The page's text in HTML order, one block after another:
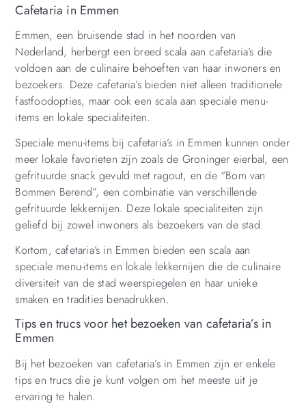
Cafetaria in Emmen
Emmen, een bruisende stad in het noorden van
Nederland, herbergt een breed scala aan cafetaria’s die
voldoen aan de culinaire behoeften van haar inwoners en
bezoekers. Deze cafetaria’s bieden niet alleen traditionele
fastfoodopties, maar ook een scala aan speciale menu-
items en lokale specialiteiten.
Speciale menu-items bij cafetaria’s in Emmen kunnen onder
meer lokale favorieten zijn zoals de Groninger eierbal, een
gefrituurde snack gevuld met ragout, en de “Bom van
Bommen Berend”, een combinatie van verschillende
gefrituurde lekkernijen. Deze lokale specialiteiten zijn
geliefd bij zowel inwoners als bezoekers van de stad.
Kortom, cafetaria’s in Emmen bieden een scala aan
speciale menu-items en lokale lekkernijen die de culinaire
diversiteit van de stad weerspiegelen en haar unieke
smaken en tradities benadrukken.
Tips en trucs voor het bezoeken van cafetaria’s in
Emmen
Bij het bezoeken van cafetaria’s in Emmen zijn er enkele
tips en trucs die je kunt volgen om het meeste uit je
ervaring te halen.